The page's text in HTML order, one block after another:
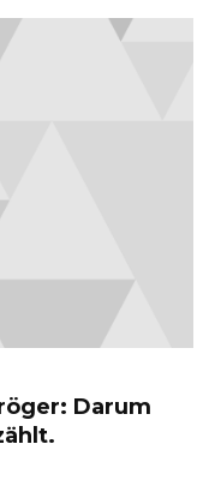
Darum